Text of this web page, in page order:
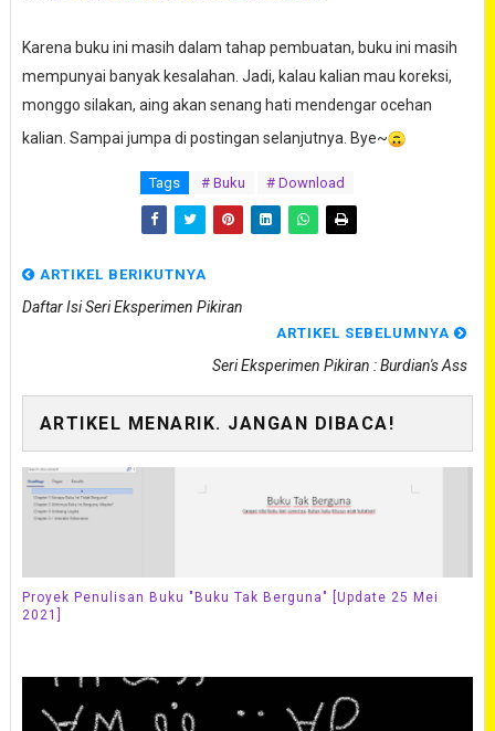
Karena buku ini masih dalam tahap pembuatan, buku ini masih
mempunyai banyak kesalahan. Jadi, kalau kalian mau koreksi,
monggo silakan, aing akan senang hati mendengar ocehan
kalian. Sampai jumpa di postingan selanjutnya. Bye~
Tags # Buku # Download
ARTIKEL BERIKUTNYA
Daftar Isi Seri Eksperimen Pikiran
ARTIKEL SEBELUMNYA
Seri Eksperimen Pikiran : Burdian's Ass
ARTIKEL MENARIK. JANGAN DIBACA!
Proyek Penulisan Buku "Buku Tak Berguna" [Update 25 Mei
2021]